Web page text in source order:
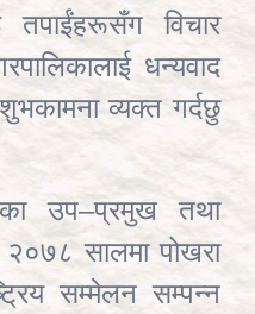
तपाईंहरूसँग विचार
धन्यवाद
व्यक्त गर्दछु
उप–प्रमुख तथा
सालमा पोखरा
सम्मेलन सम्पन्न